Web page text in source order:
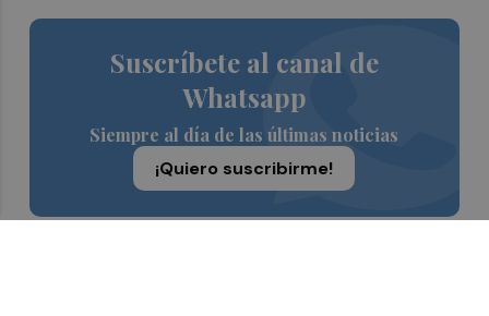
Suscríbete al canal de
Whatsapp
Siempre al día de las últimas noticias
¡Quiero suscribirme!